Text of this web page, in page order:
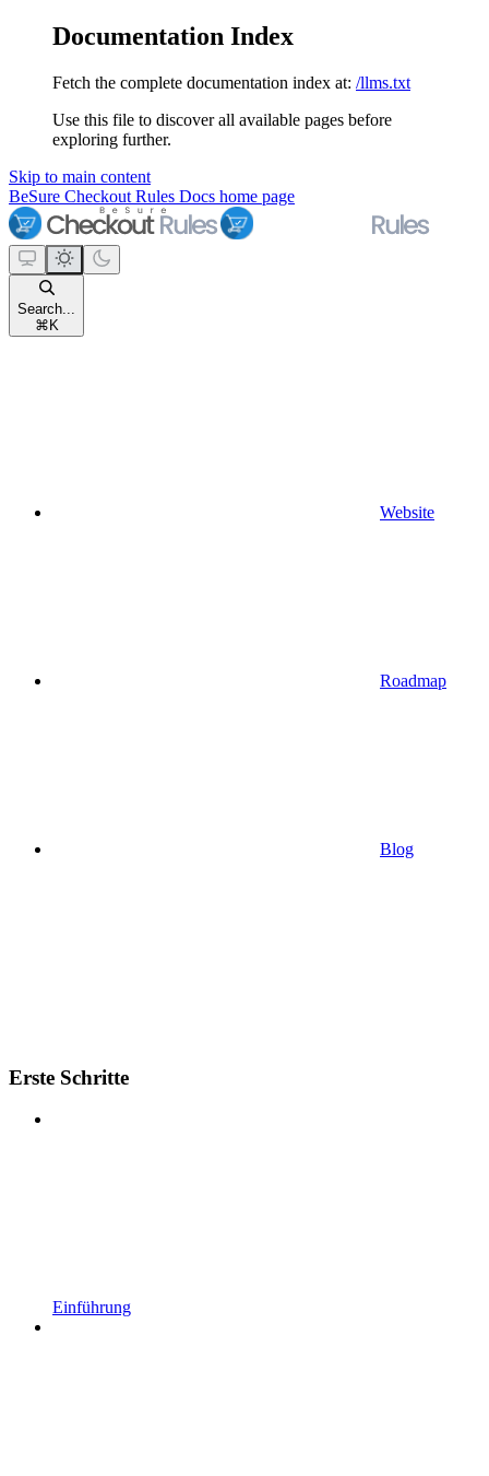
Documentation Index
Fetch the complete documentation index at: /llms.txt
Use this file to discover all available pages before
exploring further.
Skip to main content
BeSure Checkout Rules Docs home page
Search...
⌘ K
Website
Roadmap
Blog
Erste Schritte
Einführung